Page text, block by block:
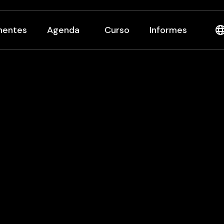
Agenda Curso Informes